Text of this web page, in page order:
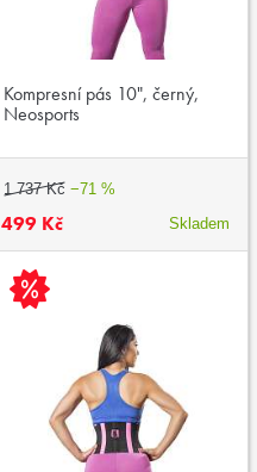
Kompresní pás 10", černý,
Neosports
1 737 Kč −71 %
499 Kč Skladem